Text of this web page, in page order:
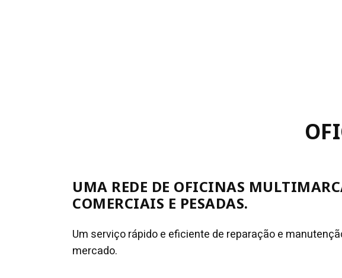
UMA REDE DE OFICINAS
COMERCIAIS E PESADAS.
Um serviço rápido e eficiente de reparação e
mercado.